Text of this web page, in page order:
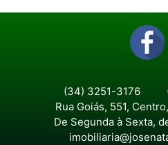
(34) 3251-3176
Rua Goiás, 551,
De Segunda à Sexta,